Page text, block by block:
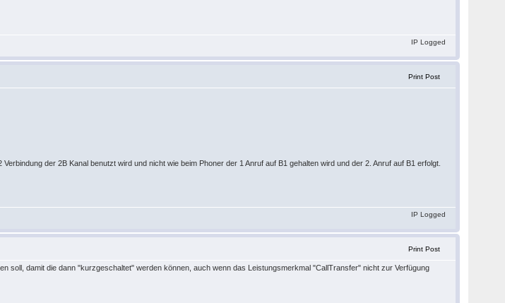
IP Logged
Print Post
der 2B Kanal benutzt wird und nicht wie beim Phoner der 1 Anruf auf B1 gehalten wird und der 2. Anruf auf B1 erfolgt.
IP Logged
Print Post
soll, damit die dann "kurzgeschaltet" werden können, auch wenn das Leistungsmerkmal "CallTransfer" nicht zur Verfügung